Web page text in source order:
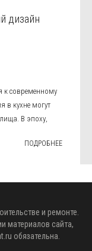
дизайн
к современному
в кухне могут
В эпоху,
ПОДРОБНЕЕ
и ремонте.
материалов сайта,
обязательна.